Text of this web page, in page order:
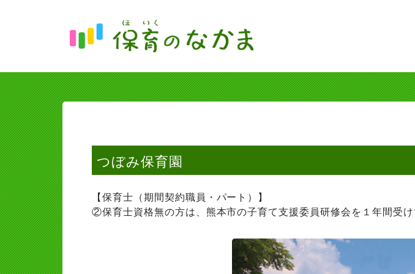
つぼみ保育園
【保育士（期間契約職員・パート）】
②保育士資格無の方は、熊本市の子育て支援委員研修会を１年間受け